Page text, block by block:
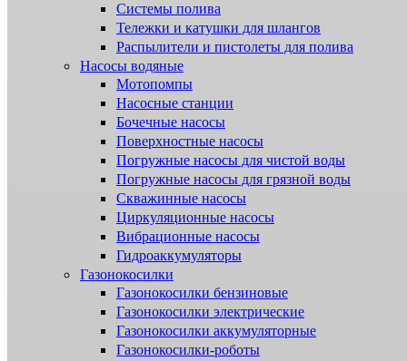
Системы полива
Тележки и катушки для шлангов
Распылители и пистолеты для полива
Насосы водяные
Мотопомпы
Насосные станции
Бочечные насосы
Поверхностные насосы
Погружные насосы для чистой воды
Погружные насосы для грязной воды
Скважинные насосы
Циркуляционные насосы
Вибрационные насосы
Гидроаккумуляторы
Газонокосилки
Газонокосилки бензиновые
Газонокосилки электрические
Газонокосилки аккумуляторные
Газонокосилки-роботы